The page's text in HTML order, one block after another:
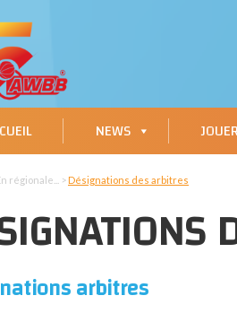
NEWS JOUER
régionale... >Désignations des arbitres
arbitres